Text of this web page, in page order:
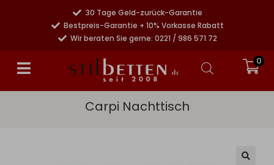
30 Tage Geld-zurück-Garantie
Bestpreis-Garantie + 10% Vorkasse Rabatt
Wir beraten Sie gerne: 0221 / 986 571 72
0
Carpi Nachttisch